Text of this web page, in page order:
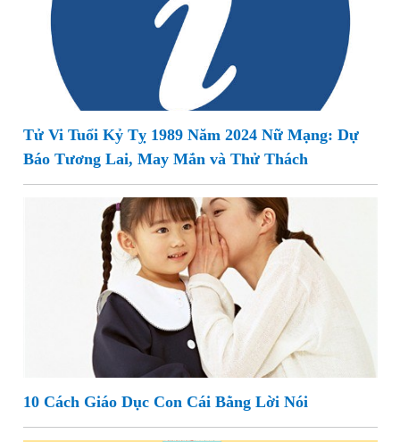
Tử Vi Tuổi Kỷ Tỵ 1989 Năm 2024 Nữ Mạng: Dự
Báo Tương Lai, May Mắn và Thử Thách
10 Cách Giáo Dục Con Cái Bằng Lời Nói